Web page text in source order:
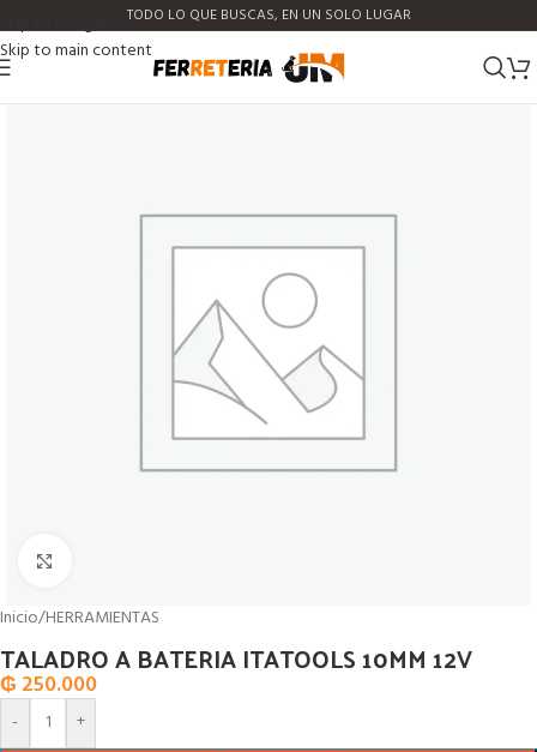
Skip to navigation
Skip to main content
TODO LO QUE BUSCAS, EN UN SOLO LUGAR
Inicio/HERRAMIENTAS
TALADRO A BATERIA ITATOOLS 10MM 12V
₲ 250.000
- +